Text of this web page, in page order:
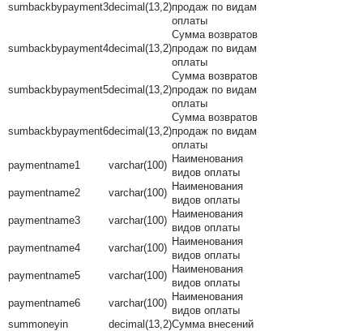
sumbackbypayment3decimal(13,2)продаж по видам
оплаты
sumbackbypayment4decimal(13,2)
Сумма возвратов
продаж по видам
оплаты
sumbackbypayment5decimal(13,2)
Сумма возвратов
продаж по видам
оплаты
sumbackbypayment6decimal(13,2)
Сумма возвратов
продаж по видам
оплаты
paymentname1
varchar(100)
Наименования
видов оплаты
paymentname2
varchar(100)
Наименования
видов оплаты
paymentname3
varchar(100)
Наименования
видов оплаты
paymentname4
varchar(100)
Наименования
видов оплаты
paymentname5
varchar(100)
Наименования
видов оплаты
paymentname6
varchar(100)
Наименования
видов оплаты
summoneyin
decimal(13,2)Сумма внесений